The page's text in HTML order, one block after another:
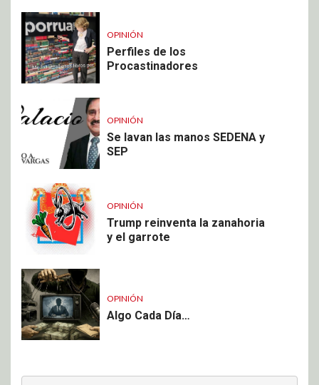
OPINIÓN
Perfiles de los
Procastinadores
OPINIÓN
Se lavan las manos SEDENA y
SEP
OPINIÓN
Trump reinventa la zanahoria
y el garrote
OPINIÓN
Algo Cada Día…